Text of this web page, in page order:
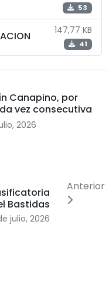
53
147,77 KB
41
Canapino, por
vez consecutiva
2026
Bastidas
julio, 2026
Anterior